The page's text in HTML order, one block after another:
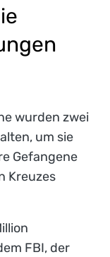
wurden zwei
um sie
Gefangene
Kreuzes
FBI, der